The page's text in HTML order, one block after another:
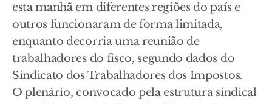
esta manhã em diferentes regiões do país e
outros funcionaram de forma limitada,
enquanto decorria uma reunião de
trabalhadores do fisco, segundo dados do
Sindicato dos Trabalhadores dos Impostos.
O plenário, convocado pela estrutura sindical